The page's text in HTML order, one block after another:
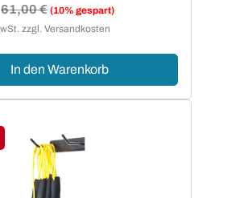
Regulärer Preis:
61,00 € (10% gespart)
zzgl. Versandkosten
In den Warenkorb